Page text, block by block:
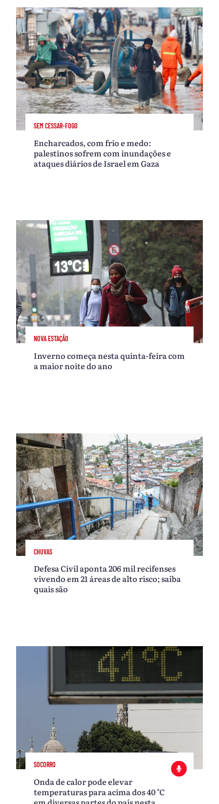
SEM CESSAR-FOGO
Encharcados, com frio e medo:
palestinos sofrem com inundações e
ataques diários de Israel em Gaza
NOVA ESTAÇÃO
Inverno começa nesta quinta-feira com
a maior noite do ano
CHUVAS
Defesa Civil aponta 206 mil recifenses
vivendo em 21 áreas de alto risco; saiba
quais são
SOCORRO
Onda de calor pode elevar
temperaturas para acima dos 40 °C